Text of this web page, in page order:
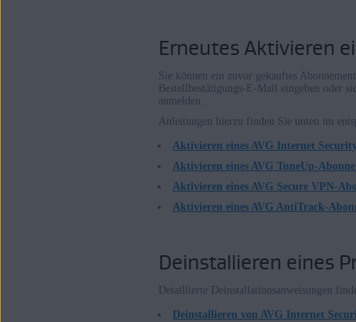
Erneutes Aktivieren
Sie können ein zuvor gekauftes
Bestellbestätigungs-E-Mail eingeben oder
anmelden.
Anleitungen hierzu finden Sie unten im
Aktivieren eines AVG Internet
Aktivieren eines AVG TuneUp-
Aktivieren eines AVG Secure VPN-
Aktivieren eines AVG AntiTrack-
Deinstallieren eines
Detaillierte Deinstallationsanweisungen
Deinstallieren von AVG Internet